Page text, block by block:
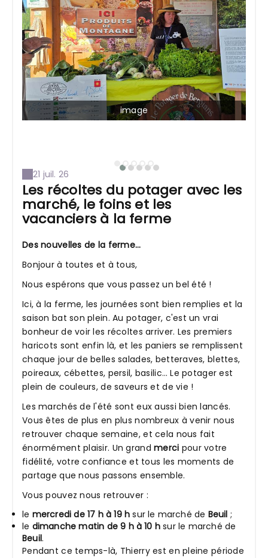
image
21 juil. 26
Les récoltes du potager avec les
marché, le foins et les
vacanciers à la ferme
Des nouvelles de la ferme…
Bonjour à toutes et à tous,
Nous espérons que vous passez un bel été !
Ici, à la ferme, les journées sont bien remplies et la
saison bat son plein. Au potager, c'est un vrai
bonheur de voir les récoltes arriver. Les premiers
haricots sont enfin là, et les paniers se remplissent
chaque jour de belles salades, betteraves, blettes,
poireaux, cébettes, persil, basilic… Le potager est
plein de couleurs, de saveurs et de vie !
Les marchés de l'été sont eux aussi bien lancés.
Vous êtes de plus en plus nombreux à venir nous
retrouver chaque semaine, et cela nous fait
énormément plaisir. Un grandmerci pour votre
fidélité, votre confiance et tous les moments de
partage que nous passons ensemble.
Vous pouvez nous retrouver :
le mercredi de 17 h à 19 h sur le marché de Beuil ;
le dimanche matin de 9 h à 10 h sur le marché de
Beuil.
Pendant ce temps-là, Thierry est en pleine période